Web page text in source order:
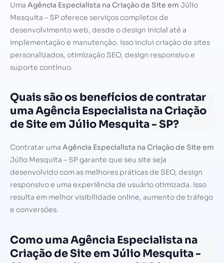
Uma Agência Especialista na Criação de Site em Júlio
Mesquita – SP oferece serviços completos de
desenvolvimento web, desde o design inicial até a
implementação e manutenção. Isso inclui criação de sites
personalizados, otimização SEO, design responsivo e
suporte contínuo.
Quais são os benefícios de contratar
uma Agência Especialista na Criação
de Site em Júlio Mesquita - SP?
Contratar uma Agência Especialista na Criação de Site em
Júlio Mesquita – SP garante que seu site seja
desenvolvido com as melhores práticas de SEO, design
responsivo e uma experiência de usuário otimizada. Isso
resulta em melhor visibilidade online, aumento de tráfego
e conversões.
Como uma Agência Especialista na
Criação de Site em Júlio Mesquita -